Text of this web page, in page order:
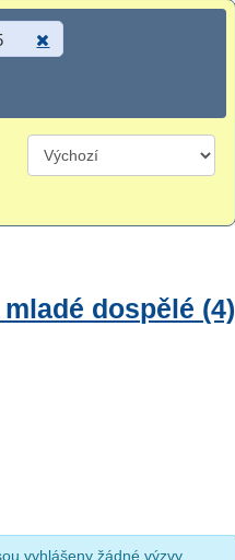
dospělé (4)
vyhlášeny žádné výzvy.